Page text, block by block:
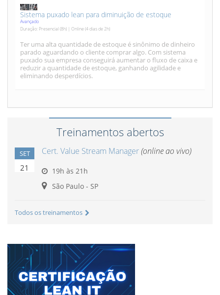
Sistema puxado lean para diminuição de estoque
Avançado
Duração: Presencial (8h) | Online (4 dias de 2h)
Ter uma alta quantidade de estoque é sinônimo de dinheiro
parado aguardando o cliente comprar algo. Com sistema
puxado sua empresa conseguirá aumentar o fluxo de caixa e
reduzir a quantidade de estoque, ganhando agilidade e
eliminando desperdícios.
Treinamentos abertos
SET
21
Cert. Value Stream Manager(online ao vivo)
19h às 21h
São Paulo - SP
Todos os treinamentos